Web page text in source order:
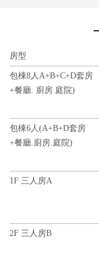
房型
包棟8人A+B+C+D套房
+餐廳. 廚房.庭院)
包棟6人(A+B+D套房
+餐廳.廚房.庭院)
1F 三人房A
2F 三人房B